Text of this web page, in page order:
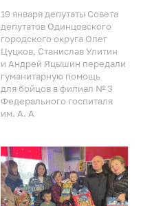
19 января депутаты Совета
депутатов Одинцовского
городского округа Олег
Цуцков, Станислав Улитин
и Андрей Яцышин передали
гуманитарную помощь
для бойцов в филиал № 3
Федерального госпиталя
им. А. А